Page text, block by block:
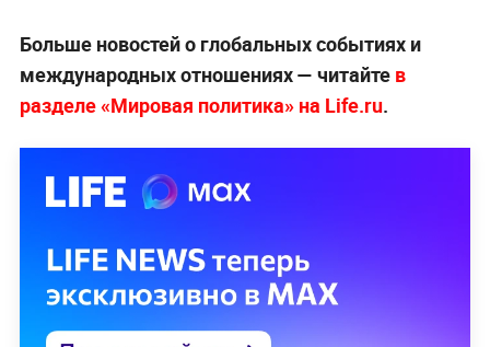
Больше новостей о глобальных событиях и
международных отношениях — читайте в
разделе «Мировая политика» на Life.ru.